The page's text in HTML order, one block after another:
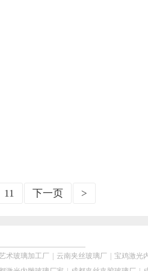
11 下一页 >
术玻璃加工厂 云南夹丝玻璃厂 宝鸡激光